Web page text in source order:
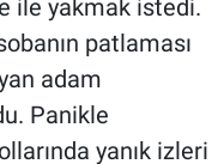
ile yakmak istedi.
patlaması
adam
Panikle
yanık izleri